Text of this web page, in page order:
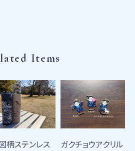
Items
柄ステンレス
ガクチョウアクリル